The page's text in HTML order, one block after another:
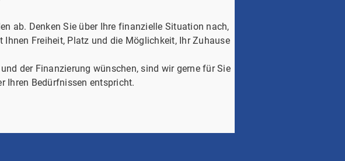
ab. Denken Sie über Ihre finanzielle Situation nach,
Freiheit, Platz und die Möglichkeit, Ihr Zuhause
der Finanzierung wünschen, sind wir gerne für Sie
Ihren Bedürfnissen entspricht.